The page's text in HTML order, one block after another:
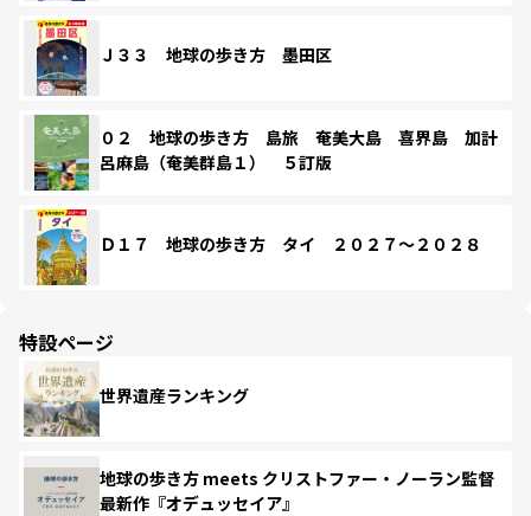
Ｊ３３ 地球の歩き方 墨田区
０２ 地球の歩き方 島旅 奄美大島 喜界島 加計
呂麻島（奄美群島１） ５訂版
Ｄ１７ 地球の歩き方 タイ ２０２７～２０２８
特設ページ
世界遺産ランキング
地球の歩き方 meets クリストファー・ノーラン監督
最新作『オデュッセイア』